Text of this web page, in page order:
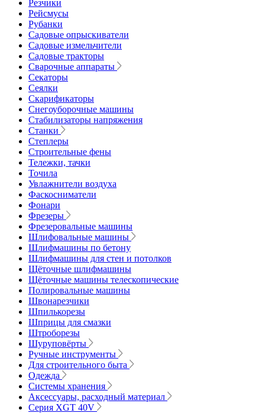
Резчики
Рейсмусы
Рубанки
Садовые опрыскиватели
Садовые измельчители
Садовые тракторы
Сварочные аппараты
Секаторы
Сеялки
Скарификаторы
Снегоуборочные машины
Стабилизаторы напряжения
Станки
Степлеры
Строительные фены
Тележки, тачки
Точила
Увлажнители воздуха
Фаскосниматели
Фонари
Фрезеры
Фрезеровальные машины
Шлифовальные машины
Шлифмашины по бетону
Шлифмашины для стен и потолков
Щёточные шлифмашины
Щёточные машины телескопические
Полировальные машины
Швонарезчики
Шпилькорезы
Шприцы для смазки
Штроборезы
Шуруповёрты
Ручные инструменты
Для строительного быта
Одежда
Системы хранения
Аксессуары, расходный материал
Серия XGT 40V